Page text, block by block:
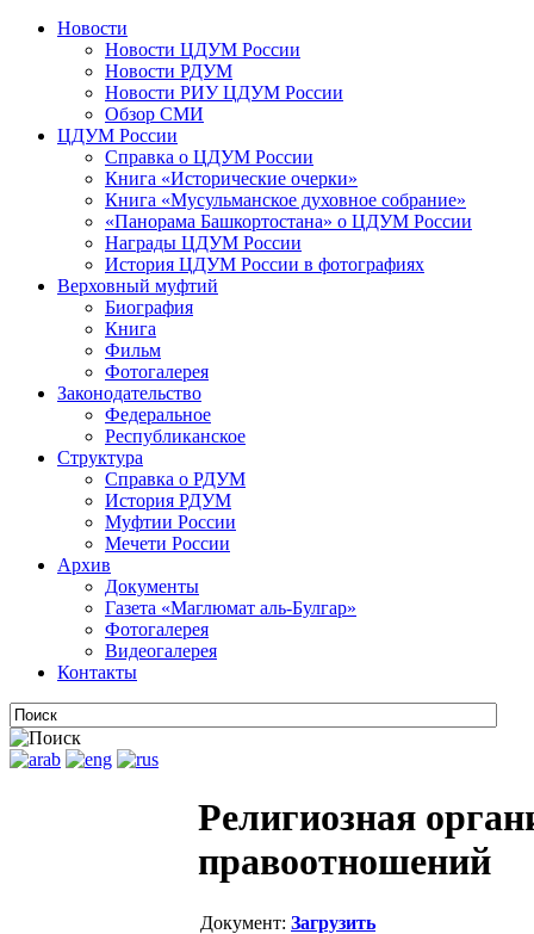
Новости
Новости ЦДУМ России
Новости РДУМ
Новости РИУ ЦДУМ России
Обзор СМИ
ЦДУМ России
Справка о ЦДУМ России
Книга «Исторические очерки»
Книга «Мусульманское духовное собрание»
«Панорама Башкортостана» о ЦДУМ России
Награды ЦДУМ России
История ЦДУМ России в фотографиях
Верховный муфтий
Биография
Книга
Фильм
Фотогалерея
Законодательство
Федеральное
Республиканское
Структура
Справка о РДУМ
История РДУМ
Муфтии России
Мечети России
Архив
Документы
Газета «Маглюмат аль-Булгар»
Фотогалерея
Видеогалерея
Контакты
Религиозная
правоотношений
Документ: Загрузить